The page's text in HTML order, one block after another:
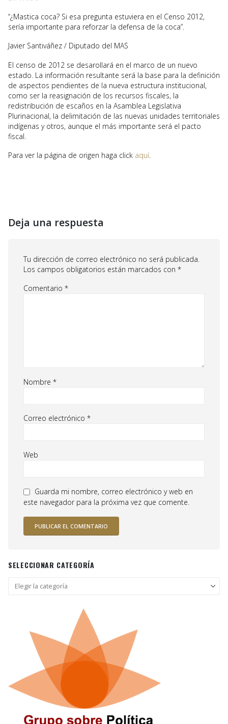
“¿Mastica coca? Si esa pregunta estuviera en el Censo 2012,
sería importante para reforzar la defensa de la coca”.
Javier Santiváñez / Diputado del MAS
El censo de 2012 se desarollará en el marco de un nuevo
estado. La información resultante será la base para la definición
de aspectos pendientes de la nueva estructura institucional,
como ser la reasignación de los recursos fiscales, la
redistribución de escaños en la Asamblea Legislativa
Plurinacional, la delimitación de las nuevas unidades territoriales
indígenas y otros, aunque el más importante será el pacto
fiscal.
Para ver la página de origen haga click aquí.
Deja una respuesta
Tu dirección de correo electrónico no será publicada.
Los campos obligatorios están marcados con *
Comentario *
Nombre *
Correo electrónico *
Web
Guarda mi nombre, correo electrónico y web en
este navegador para la próxima vez que comente.
SELECCIONAR CATEGORÍA
Seleccionar
categoría